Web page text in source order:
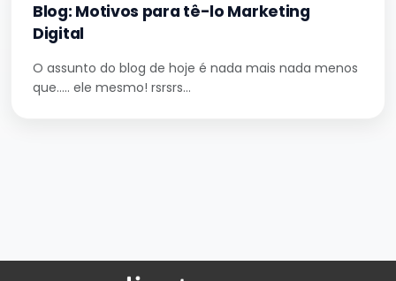
Blog: Motivos para tê-lo Marketing
Digital
O assunto do blog de hoje é nada mais nada menos
que….. ele mesmo! rsrsrs…